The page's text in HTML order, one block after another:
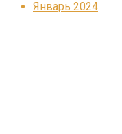
Январь 2024